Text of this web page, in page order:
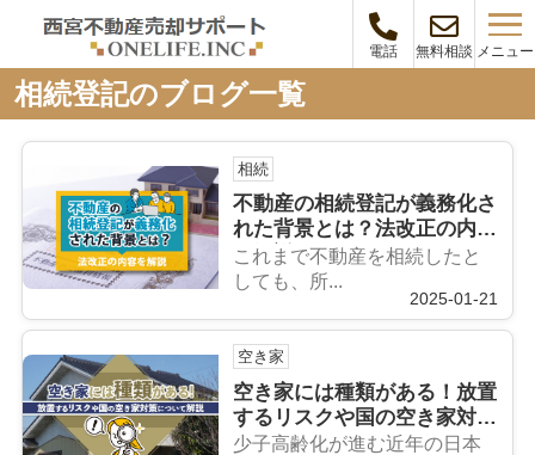
電話 無料相談 メニュー
相続登記のブログ一覧
相続
不動産の相続登記が義務化さ
れた背景とは？法改正の内容
を解説
これまで不動産を相続したと
しても、所...
2025-01-21
空き家
空き家には種類がある！放置
するリスクや国の空き家対策
について解説
少子高齢化が進む近年の日本